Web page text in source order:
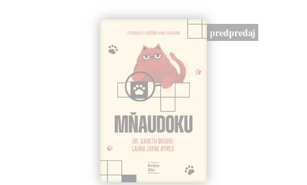
predpredaj